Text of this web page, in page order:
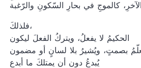
كالموجِ في بحارِ السّكونِ والرّغبة
فلذلكَ،
الحكيمُ لا يفعلُ، ويتركُ الفعلَ ليكون
بصمتٍ، ويُشيرُ بلا لسانٍ أو مضمون
يُبدعُ دون أن يمتلكَ ما أبدع